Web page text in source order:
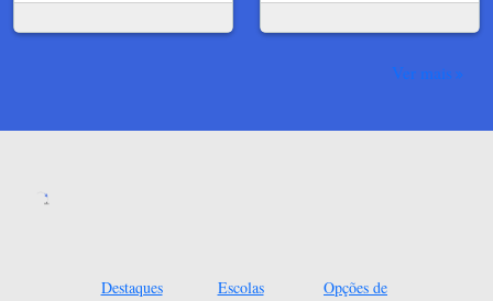
Ver mais
Destaques
Escolas
Opções de